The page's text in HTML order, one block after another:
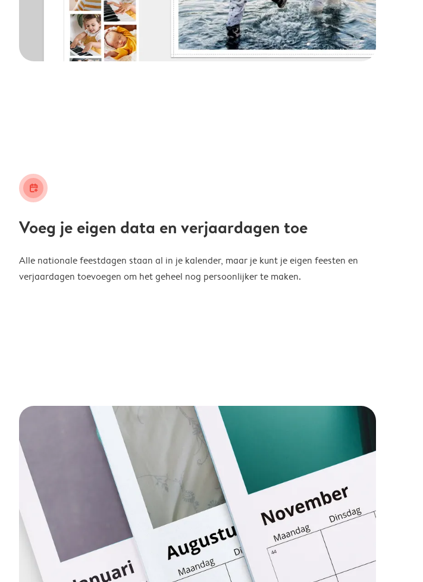
calendar_plus
Voeg je eigen data en verjaardagen toe
Alle nationale feestdagen staan al in je kalender, maar je kunt je eigen feesten en
verjaardagen toevoegen om het geheel nog persoonlijker te maken.